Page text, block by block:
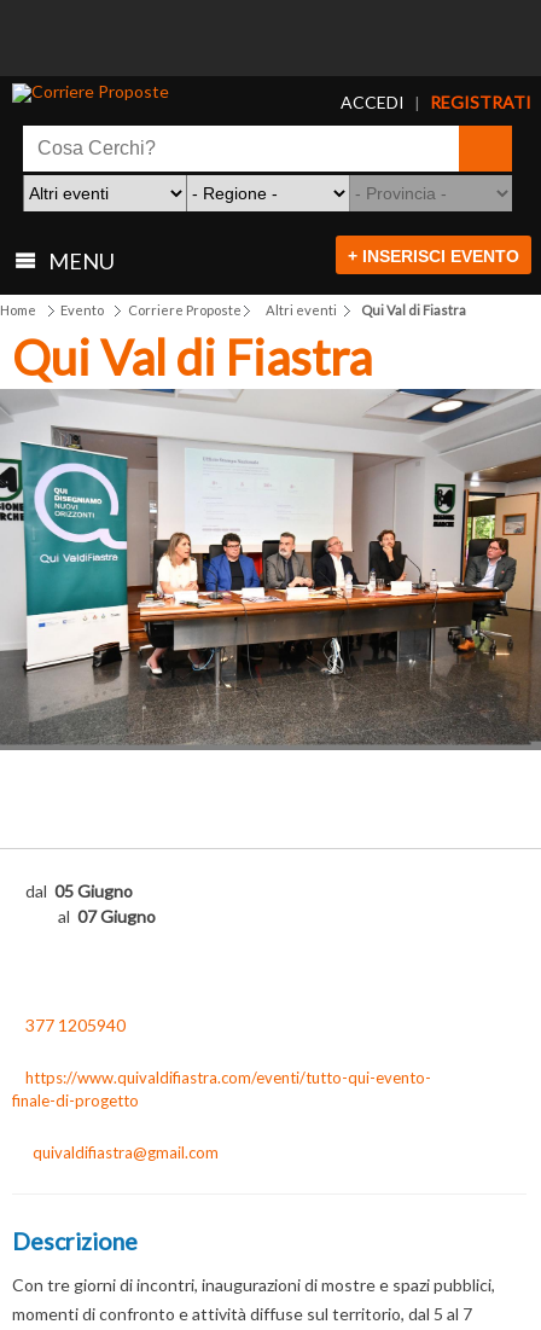
ACCEDI | REGISTRATI
MENU + INSERISCI EVENTO
Home Evento Corriere Proposte Altri eventi Qui Val di Fiastra
Qui Val di Fiastra
dal 05 Giugno
al 07 Giugno
377 1205940
https://www.quivaldifiastra.com/eventi/tutto-qui-evento-
finale-di-progetto
quivaldifiastra@gmail.com
Descrizione
Con tre giorni di incontri, inaugurazioni di mostre e spazi pubblici,
momenti di confronto e attività diffuse sul territorio, dal 5 al 7